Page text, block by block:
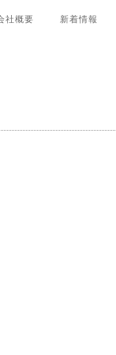
社概要 新着情報